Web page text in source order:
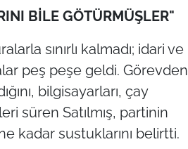
BİLE GÖTÜRMÜŞLER"
sınırlı kalmadı; idari ve
peş peşe geldi. Görevden
bilgisayarları, çay
süren Satılmış, partinin
kadar sustuklarını belirtti.